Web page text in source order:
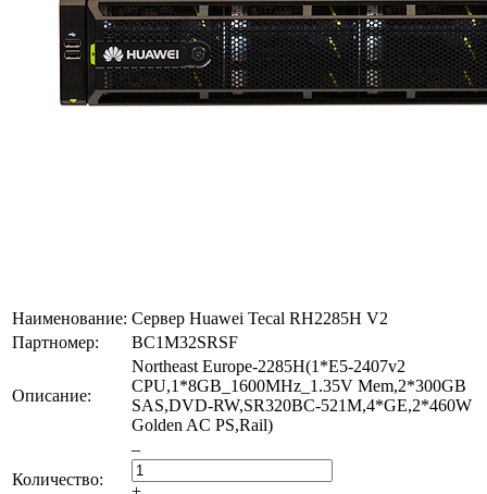
Наименование: Сервер Huawei Tecal RH2285H V2
Партномер:
BC1M32SRSF
Описание:
Northeast Europe-2285H(1*E5-2407v2
CPU,1*8GB_1600MHz_1.35V Mem,2*300GB
SAS,DVD-RW,SR320BC-521M,4*GE,2*460W
Golden AC PS,Rail)
Количество:
–